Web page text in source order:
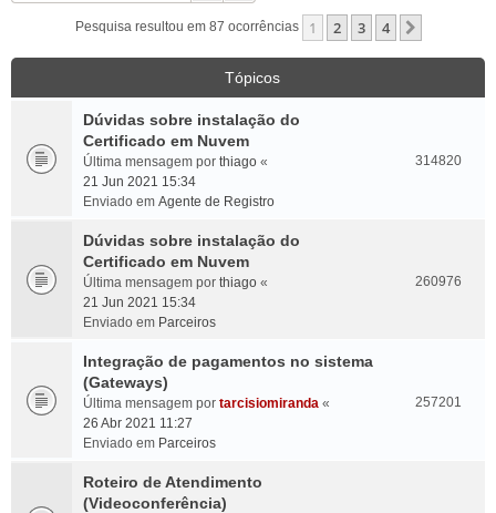
Pesquisa resultou em 87 ocorrências 1 2 3 4
Tópicos
Dúvidas sobre instalação do
Certificado em Nuvem
Última mensagem por thiago «
21 Jun 2021 15:34
Enviado em Agente de Registro
314820
Dúvidas sobre instalação do
Certificado em Nuvem
Última mensagem por thiago «
21 Jun 2021 15:34
Enviado em Parceiros
260976
Integração de pagamentos no sistema
(Gateways)
Última mensagem por tarcisiomiranda «
26 Abr 2021 11:27
Enviado em Parceiros
257201
Roteiro de Atendimento
(Videoconferência)